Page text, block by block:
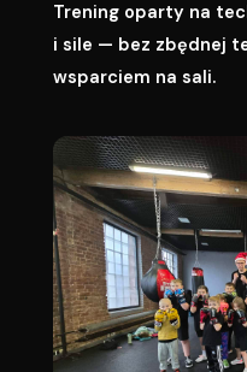
Trening oparty na
i sile — bez zbędnej
wsparciem na sali.